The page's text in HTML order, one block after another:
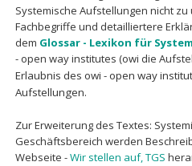
Systemische Aufstellungen nicht
Fachbegriffe und detailliertere
dem Glossar - Lexikon für
- open way institutes (owi die
Erlaubnis des owi - open way
Aufstellungen.
Zur Erweiterung des Textes:
Geschäftsbereich werden
Webseite -Wir stellen auf, TGS